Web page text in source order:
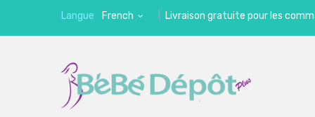
Langue French Livraison gratuite pour les